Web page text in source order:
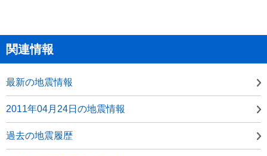
関連情報
最新の地震情報
2011年04月24日の地震情報
過去の地震履歴